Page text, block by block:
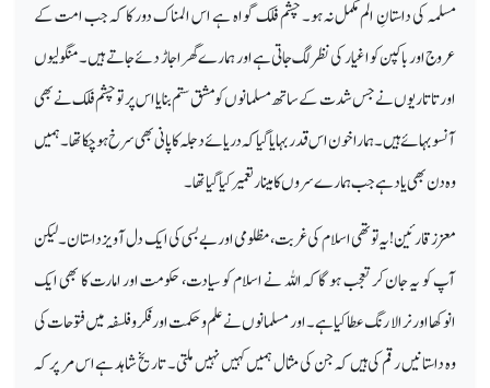
مسلمہ کی داستانِ الم مکمل نہ ہو۔ چشم فلک گواہ ہے اس المناک دور کا کہ جب امت کے
عروج اور باکپن کو اغیار کی نظر لگ جاتی ہےاور ہمارے گھر اجاڑ دئے جاتے ہیں۔ منگولیوں
اور تاتاریوں نے جس شدت کے ساتھ مسلمانوں کو مشق ستم بنایا اس پر تو چشم فلک نے بھی
آنسو بہائے ہیں۔ ہمارا خون اس قدر بہایا گیا کہ دریائے دجلہ کا پانی بھی سرخ ہو چکا تھا۔ ہمیں
وہ دن بھی یاد ہے جب ہمارے سروں کا مینار تعمیر کیا گیا تھا۔
معزز قارئین!یہ تو تھی اسلام کی غربت، مظلومی اور بے بسی کی ایک دل آویز داستان۔ لیکن
آپ کو یہ جان کر تعجب ہو گا کہ اللہ نے اسلام کو سیادت، حکومت اور امارت کا بھی ایک
انوکھا اور نرالا رنگ عطا کیا ہے۔ اور مسلمانوں نے علم و حکمت اور فکر و فلسفہ میں فتوحات کی
وہ داستانیں رقم کی ہیں کہ جن کی مثال ہمیں کہیں نہیں ملتی۔ تاریخ شاہد ہے اس مر پر کہ